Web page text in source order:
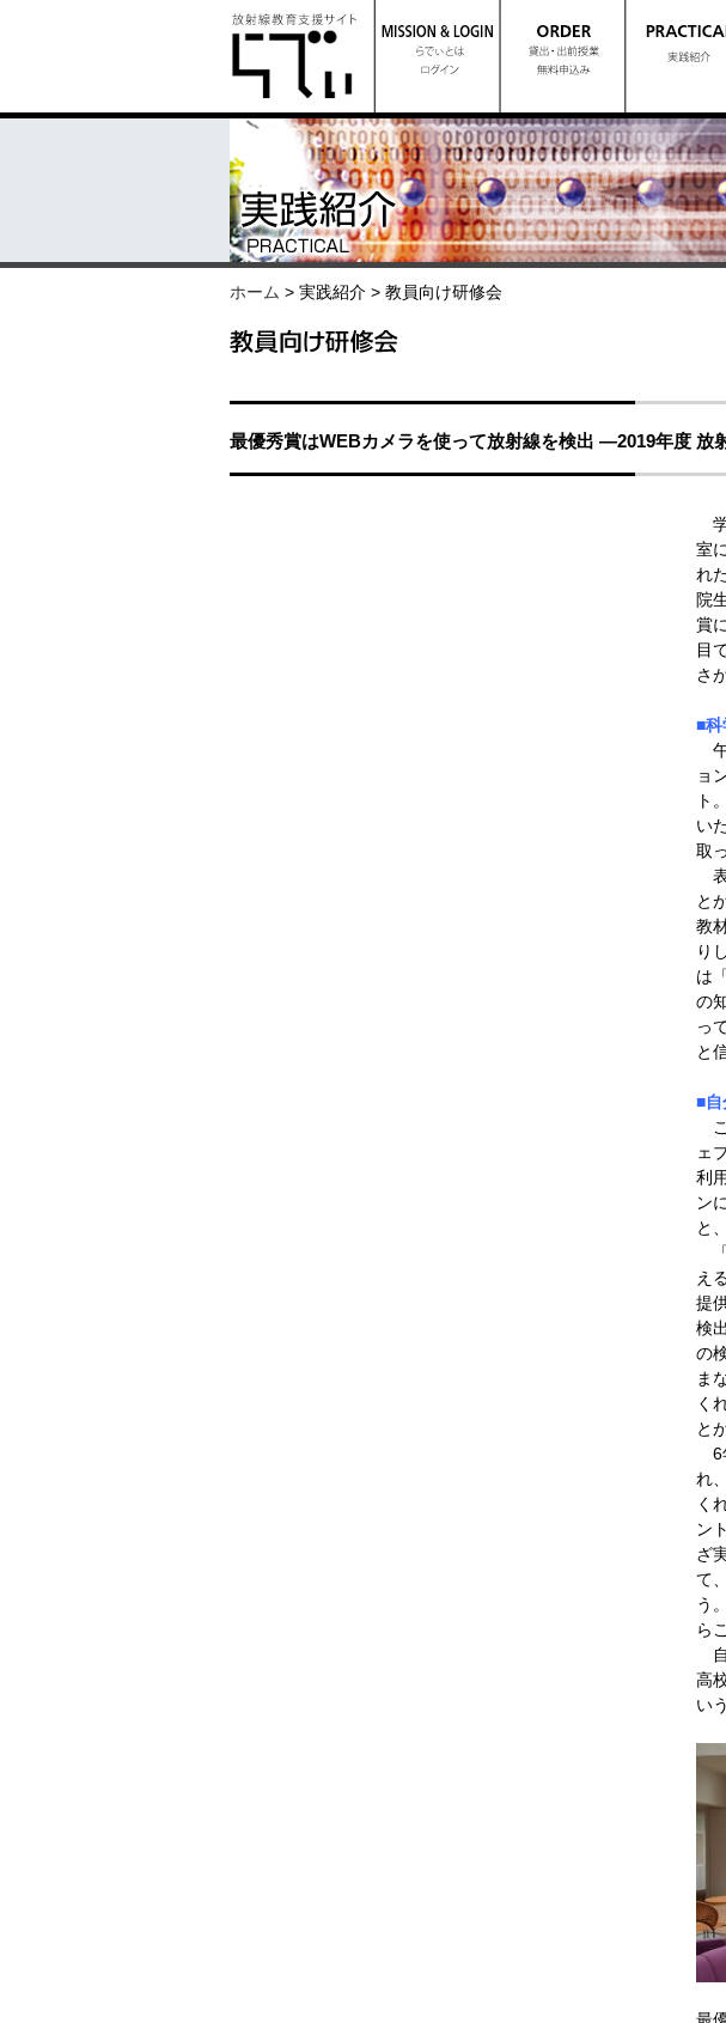
ホーム > 実践紹介 > 教員向け研修会
最優秀賞はWEBカメラを使って放射線を検出 ―2019年度 放
学
室
れ
院
賞
目
さ
■科
午
ョ
ト
い
取
表
と
教
り
は
の
っ
と
■自
こ
ェ
利
ン
と
「
え
提
検
の
ま
く
と
6
れ
く
ン
ざ
て
う
ら
自
高
い